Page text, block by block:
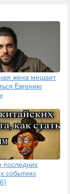
жена мешает
Евгению
событиях